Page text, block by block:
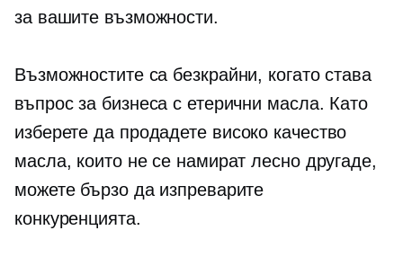
за вашите възможности.
Възможностите са безкрайни, когато става
въпрос за бизнеса с етерични масла. Като
изберете да продадете високо качество
масла, които не се намират лесно другаде,
можете бързо да изпреварите
конкуренцията.